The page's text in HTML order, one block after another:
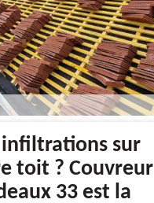
infiltrations sur
toit ? Couvreur
33 est la